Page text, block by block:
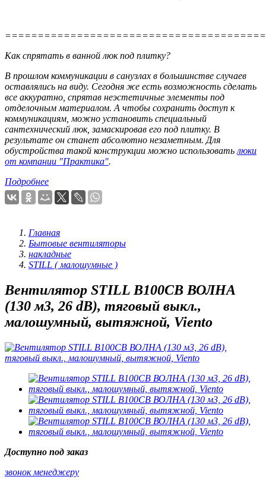
Как спрятать в ванной люк под плитку?
В прошлом коммуникации в санузлах в большинстве случаев
оставлялись на виду. Сегодня же есть возможность сделать
все аккуратно, спрятав неэстетичные элементы под
отделочным материалом. А чтобы сохранить доступ к
коммуникациям, можно установить специальный
сантехнический люк, замаскировав его под плитку. В
результате он станет абсолютно незаметным. Для
обустройства такой конструкции можно использовать люки
от компании "Практика".
Подробнее
Главная
Бытовые вентиляторы
накладные
STILL ( малошумные )
Вентилятор STILL В100СВ ВОЛНА
(130 м3, 26 dB), тяговый выкл.,
малошумный, вытяжной, Viento
Доступно под заказ
звонок менеджеру